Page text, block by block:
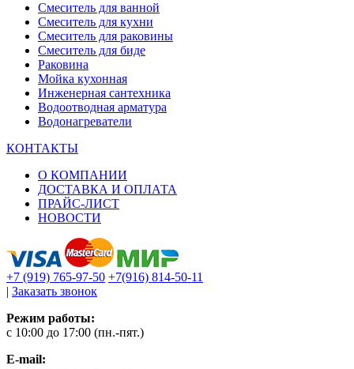
Смеситель для ванной
Смеситель для кухни
Смеситель для раковины
Смеситель для биде
Раковина
Мойка кухонная
Инженерная сантехника
Водоотводная арматура
Водонагреватели
КОНТАКТЫ
О КОМПАНИИ
ДОСТАВКА И ОПЛАТА
ПРАЙС-ЛИСТ
НОВОСТИ
+7 (919) 765-97-50 +7(916) 814-50-11
| Заказать звонок
Режим работы:
c 10:00 до 17:00 (пн.-пят.)
E-mail: